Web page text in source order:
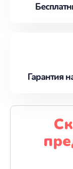
Гарантия